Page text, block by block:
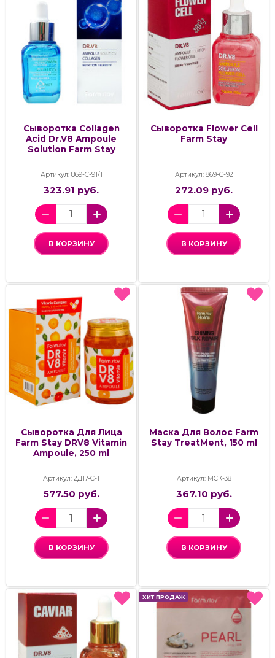
Сыворотка Collagen
Acid Dr.V8 Ampoule
Solution Farm Stay
Артикул: 869-С-91/1
323.91 руб.
В КОРЗИНУ
Сыворотка Flower Cell
Farm Stay
Артикул: 869-С-92
272.09 руб.
В КОРЗИНУ
Сыворотка Для Лица
Farm Stay DRV8 Vitamin
Ampoule, 250 ml
Артикул: 2Д17-С-1
577.50 руб.
В КОРЗИНУ
Маска Для Волос Farm
Stay TreatMent, 150 ml
Артикул: МСК-38
367.10 руб.
В КОРЗИНУ
ХИТ ПРОДАЖ
ХИТ ПРОДАЖ